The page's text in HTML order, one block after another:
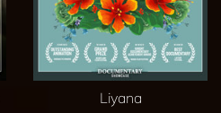
Liyana